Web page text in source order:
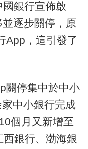
銀行宣佈啟
並逐步關停，原
App，這引發了
停集中於中小
中小銀行完成
個月又新增至
銀行、渤海銀